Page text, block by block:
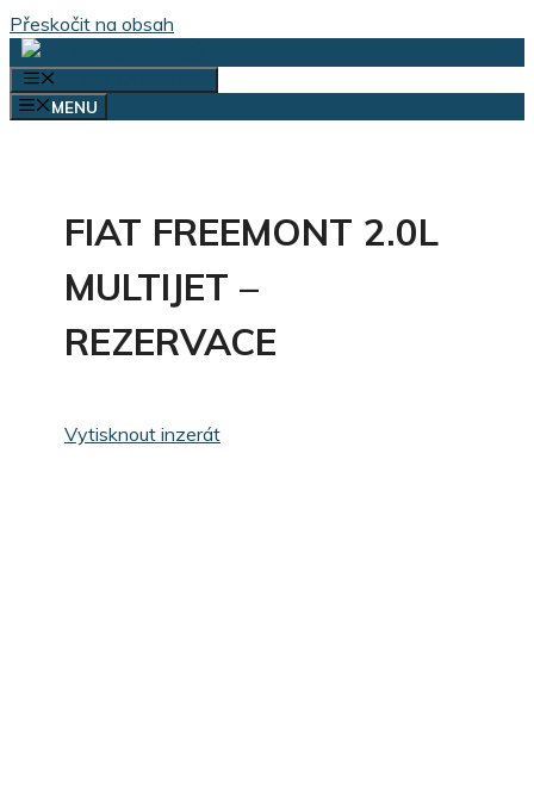
Přeskočit na obsah
MENU
FIAT FREEMONT 2.0L
MULTIJET –
REZERVACE
Vytisknout inzerát